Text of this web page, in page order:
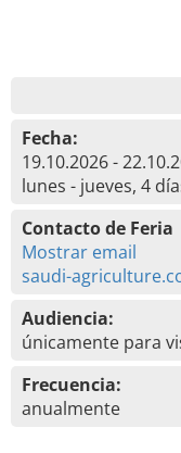
Fecha:
19.10.2026 -
lunes - jueves, 4
Contacto de Feria
Mostrar email
saudi-
Audiencia:
únicamente para
Frecuencia:
anualmente